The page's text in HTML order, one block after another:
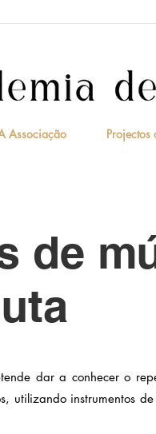
Associação
de
dar a conhecer o
utilizando instrumentos